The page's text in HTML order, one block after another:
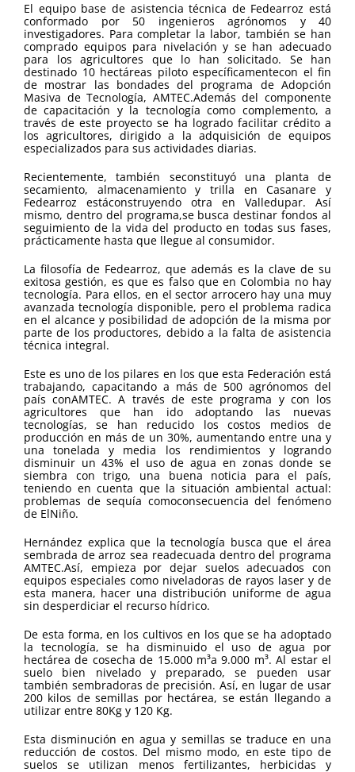
El equipo base de asistencia técnica de Fedearroz está
conformado por 50 ingenieros agrónomos y 40
investigadores. Para completar la labor, también se han
comprado equipos para nivelación y se han adecuado
para los agricultores que lo han solicitado. Se han
destinado 10 hectáreas piloto específicamentecon el fin
de mostrar las bondades del programa de Adopción
Masiva de Tecnología, AMTEC.Además del componente
de capacitación y la tecnología como complemento, a
través de este proyecto se ha logrado facilitar crédito a
los agricultores, dirigido a la adquisición de equipos
especializados para sus actividades diarias.
Recientemente, también seconstituyó una planta de
secamiento, almacenamiento y trilla en Casanare y
Fedearroz estáconstruyendo otra en Valledupar. Así
mismo, dentro del programa,se busca destinar fondos al
seguimiento de la vida del producto en todas sus fases,
prácticamente hasta que llegue al consumidor.
La filosofía de Fedearroz, que además es la clave de su
exitosa gestión, es que es falso que en Colombia no hay
tecnología. Para ellos, en el sector arrocero hay una muy
avanzada tecnología disponible, pero el problema radica
en el alcance y posibilidad de adopción de la misma por
parte de los productores, debido a la falta de asistencia
técnica integral.
Este es uno de los pilares en los que esta Federación está
trabajando, capacitando a más de 500 agrónomos del
país conAMTEC. A través de este programa y con los
agricultores que han ido adoptando las nuevas
tecnologías, se han reducido los costos medios de
producción en más de un 30%, aumentando entre una y
una tonelada y media los rendimientos y logrando
disminuir un 43% el uso de agua en zonas donde se
siembra con trigo, una buena noticia para el país,
teniendo en cuenta que la situación ambiental actual:
problemas de sequía comoconsecuencia del fenómeno
de ElNiño.
Hernández explica que la tecnología busca que el área
sembrada de arroz sea readecuada dentro del programa
AMTEC.Así, empieza por dejar suelos adecuados con
equipos especiales como niveladoras de rayos laser y de
esta manera, hacer una distribución uniforme de agua
sin desperdiciar el recurso hídrico.
De esta forma, en los cultivos en los que se ha adoptado
la tecnología, se ha disminuido el uso de agua por
hectárea de cosecha de 15.000 m³a 9.000 m³. Al estar el
suelo bien nivelado y preparado, se pueden usar
también sembradoras de precisión. Así, en lugar de usar
200 kilos de semillas por hectárea, se están llegando a
utilizar entre 80Kg y 120 Kg.
Esta disminución en agua y semillas se traduce en una
reducción de costos. Del mismo modo, en este tipo de
suelos se utilizan menos fertilizantes, herbicidas y